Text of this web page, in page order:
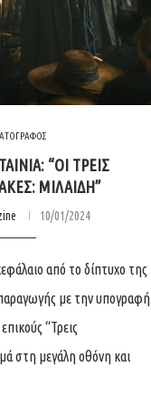
“ΟΙ ΤΡΕΙΣ
ΜΙΛΑΙΔΗ”
10/01/2024
από το δίπτυχο της
με την υπογραφή
“Τρεις
στη μεγάλη οθόνη και